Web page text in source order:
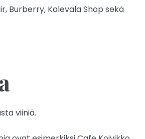
Burberry, Kalevala Shop sekä
viiniä.